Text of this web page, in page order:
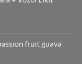
fruıt guava